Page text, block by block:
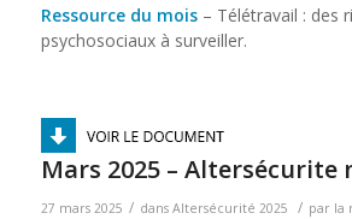
Ressource du mois– Télétravail : des
psychosociaux à surveiller.
Mars 2025 – Altersécurite
27 mars 2025 / dans Altersécurité 2025 / par la